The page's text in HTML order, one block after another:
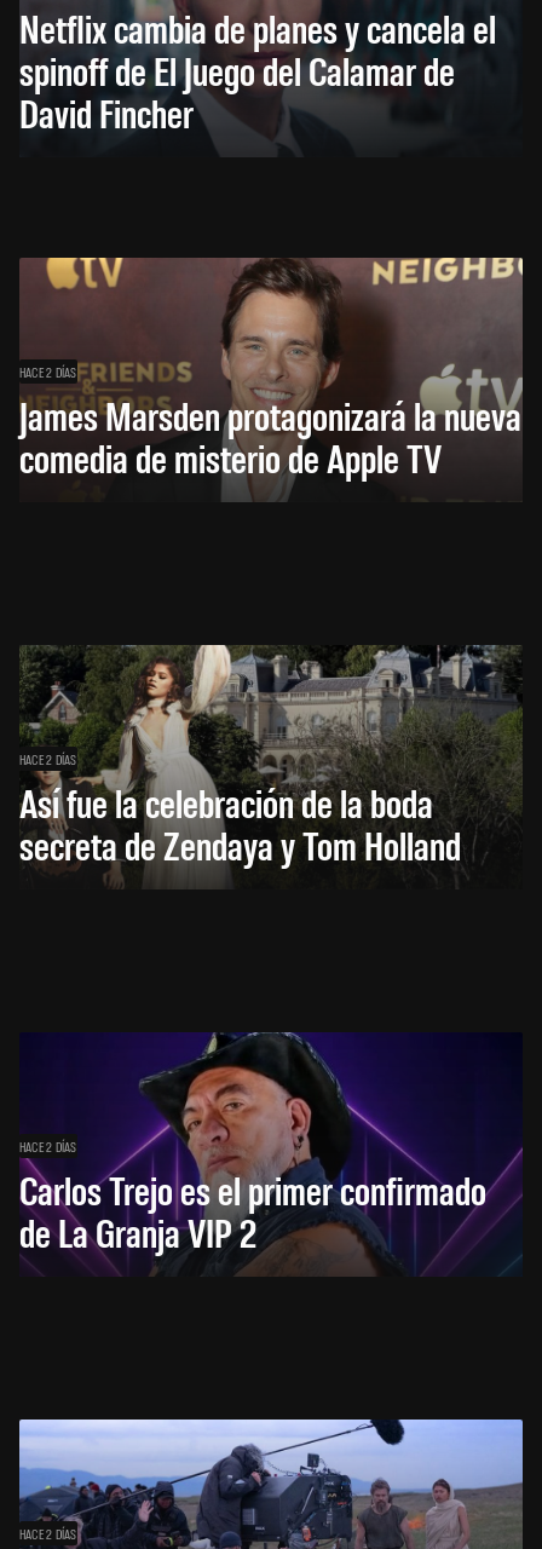
Netflix cambia de planes y cancela el
spinoff de El Juego del Calamar de
David Fincher
HACE 2 DÍAS
James Marsden protagonizará la nueva
comedia de misterio de Apple TV
HACE 2 DÍAS
Así fue la celebración de la boda
secreta de Zendaya y Tom Holland
HACE 2 DÍAS
Carlos Trejo es el primer confirmado
de La Granja VIP 2
HACE 2 DÍAS